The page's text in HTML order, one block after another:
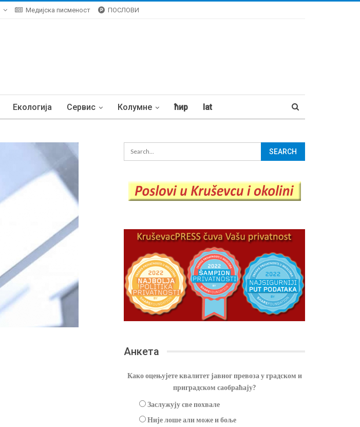
Медијска писменост ПОСЛОВИ
Екологија Сервис Колумне ћир lat
Анкета
Како оцењујете квалитет јавног превоза у градском и
приградском саобраћају?
Заслужују све похвале
Није лоше али може и боље